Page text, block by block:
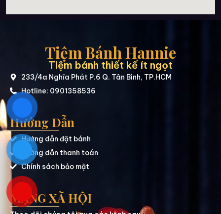
Tiệm Bánh Hannie
Tiệm bánh thiết kế ít ngọt
233/4a Nghĩa Phát P.6 Q. Tân Bình, TP.HCM
Hotline: 0901358536
Hướng Dẫn
Hướng dẫn đặt bánh
Hướng dẫn thanh toán
Chính sách bảo mật
MẠNG XÃ HỘI